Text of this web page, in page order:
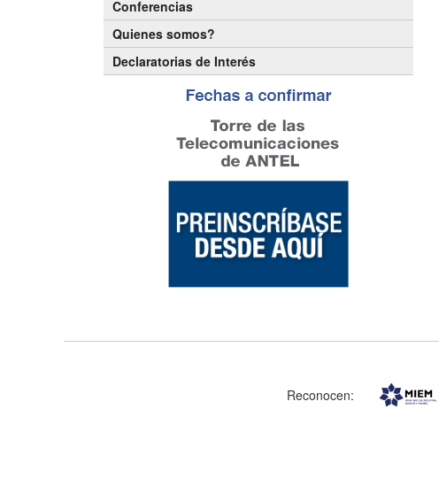
Conferencias
Quienes somos?
Declaratorias de Interés
Reconocen: